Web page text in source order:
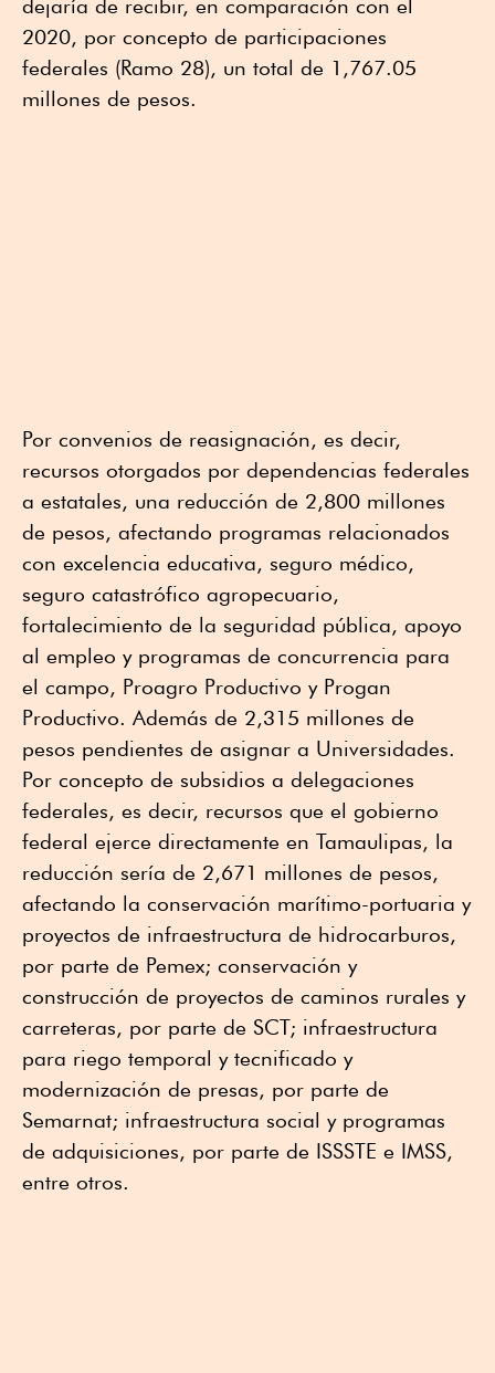
dejaría de recibir, en comparación con el
2020, por concepto de participaciones
federales (Ramo 28), un total de 1,767.05
millones de pesos.
Por convenios de reasignación, es decir,
recursos otorgados por dependencias federales
a estatales, una reducción de 2,800 millones
de pesos, afectando programas relacionados
con excelencia educativa, seguro médico,
seguro catastrófico agropecuario,
fortalecimiento de la seguridad pública, apoyo
al empleo y programas de concurrencia para
el campo, Proagro Productivo y Progan
Productivo. Además de 2,315 millones de
pesos pendientes de asignar a Universidades.
Por concepto de subsidios a delegaciones
federales, es decir, recursos que el gobierno
federal ejerce directamente en Tamaulipas, la
reducción sería de 2,671 millones de pesos,
afectando la conservación marítimo-portuaria y
proyectos de infraestructura de hidrocarburos,
por parte de Pemex; conservación y
construcción de proyectos de caminos rurales y
carreteras, por parte de SCT; infraestructura
para riego temporal y tecnificado y
modernización de presas, por parte de
Semarnat; infraestructura social y programas
de adquisiciones, por parte de ISSSTE e IMSS,
entre otros.